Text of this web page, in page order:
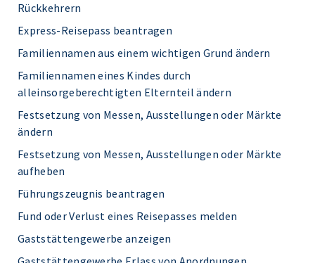
Rückkehrern
Express-Reisepass beantragen
Familiennamen aus einem wichtigen Grund ändern
Familiennamen eines Kindes durch
alleinsorgeberechtigten Elternteil ändern
Festsetzung von Messen, Ausstellungen oder Märkte
ändern
Festsetzung von Messen, Ausstellungen oder Märkte
aufheben
Führungszeugnis beantragen
Fund oder Verlust eines Reisepasses melden
Gaststättengewerbe anzeigen